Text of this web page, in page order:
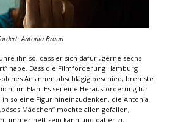
Antonia Braun
ihn so, dass er sich dafür „gerne sechs
habe. Dass die Filmförderung Hamburg
Ansinnen abschlägig beschied, bremste
im Elan. Es sei eine Herausforderung für
so eine Figur hineinzudenken, die Antonia
Mädchen“ möchte allen gefallen,
immer nett sein kann und daher zu